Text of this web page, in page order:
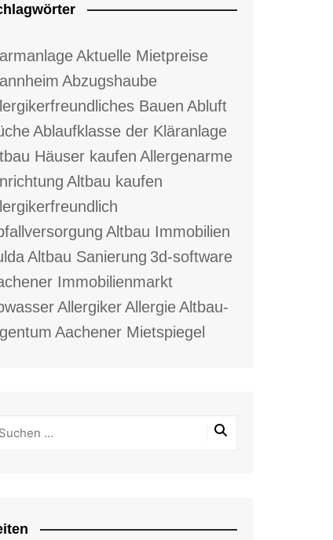
Aktuelle Mietpreise
Abzugshaube
Bauen Abluft
Ablaufklasse der Kläranlage
Häuser kaufen Allergenarme
Altbau kaufen
Altbau Immobilien
Altbau Sanierung 3d-software
Immobilienmarkt
AllergikerAllergieAltbau-
Aachener Mietspiegel